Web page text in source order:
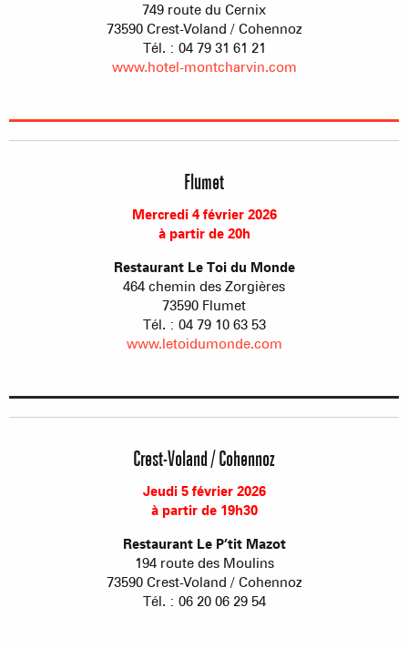
749 route du Cernix
73590 Crest-Voland / Cohennoz
Tél. : 04 79 31 61 21
www.hotel-montcharvin.com
Flumet
Mercredi 4 février 2026
à partir de 20h
Restaurant Le Toi du Monde
464 chemin des Zorgières
73590 Flumet
Tél. : 04 79 10 63 53
www.letoidumonde.com
Crest-Voland / Cohennoz
Jeudi 5 février 2026
à partir de 19h30
Restaurant Le P’tit Mazot
194 route des Moulins
73590 Crest-Voland / Cohennoz
Tél. : 06 20 06 29 54